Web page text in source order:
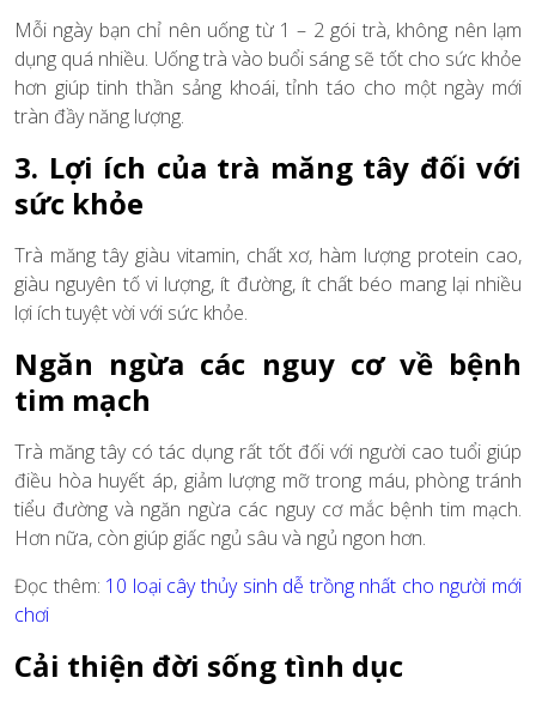
Mỗi ngày bạn chỉ nên uống từ 1 – 2 gói trà, không nên lạm
dụng quá nhiều. Uống trà vào buổi sáng sẽ tốt cho sức khỏe
hơn giúp tinh thần sảng khoái, tỉnh táo cho một ngày mới
tràn đầy năng lượng.
3. Lợi ích của trà măng tây đối với
sức khỏe
Trà măng tây giàu vitamin, chất xơ, hàm lượng protein cao,
giàu nguyên tố vi lượng, ít đường, ít chất béo mang lại nhiều
lợi ích tuyệt vời với sức khỏe.
Ngăn ngừa các nguy cơ về bệnh
tim mạch
Trà măng tây có tác dụng rất tốt đối với người cao tuổi giúp
điều hòa huyết áp, giảm lượng mỡ trong máu, phòng tránh
tiểu đường và ngăn ngừa các nguy cơ mắc bệnh tim mạch.
Hơn nữa, còn giúp giấc ngủ sâu và ngủ ngon hơn.
Đọc thêm: 10 loại cây thủy sinh dễ trồng nhất cho người mới
chơi
Cải thiện đời sống tình dục